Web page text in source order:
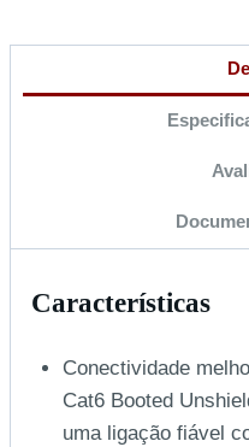
Características
Conectividade
Cat6 Booted
uma ligação fiável